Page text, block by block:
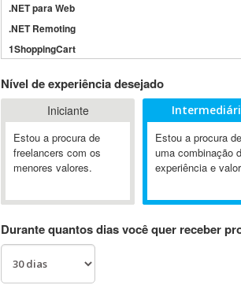
.NET para Web
.NET Remoting
1ShoppingCart
3GSM
4D Dimension
802.11
A&P
A-GPS
Ab Initio
Nível de experiência desejado
Iniciante
Estou a procura de
freelancers com os
menores valores.
Estou a procura de
uma combinação
experiência e
Durante quantos dias você quer receber